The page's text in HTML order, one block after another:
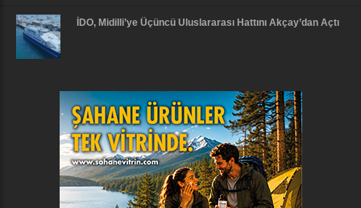
İDO, Midilli’ye Üçüncü Uluslararası Hattını Akçay’dan Açtı